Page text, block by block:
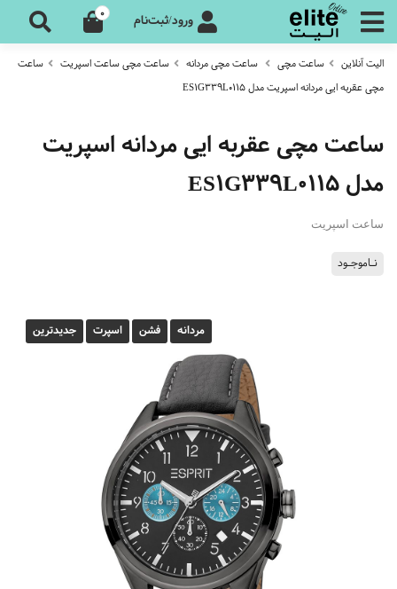
ورود/ثبت‌نام 0
الیت آنلاین ساعت مچی ساعت مچی مردانه ساعت مچی ساعت اسپریت
ساعت
مچی عقربه ایی مردانه اسپریت مدل ES1G339L0115
ساعت مچی عقربه ایی مردانه اسپریت
مدل ES1G339L0115
ساعت اسپریت
نـاموجـود
مردانه فشن اسپرت جدیدترین